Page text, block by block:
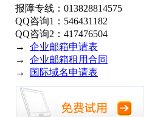
报障专线：013828814575
QQ咨询1：546431182
QQ咨询2：417476504
→ 企业邮箱申请表
→ 企业邮箱租用合同
→
国际域名申请表